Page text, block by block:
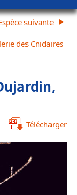
des Cnidaires
suivante
Télécharger